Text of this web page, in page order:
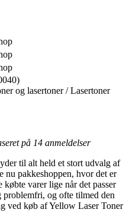
og lasertoner / Lasertoner
på 14 anmeldelser
til alt held et stort udvalg af
nu pakkeshoppen, hvor det er
varer lige når det passer
og ofte tilmed den
ved køb af Yellow Laser Toner